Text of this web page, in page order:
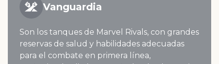
Vanguardia
Son los tanques de Marvel Rivals, con grandes
reservas de salud y habilidades adecuadas
para el combate en primera línea,